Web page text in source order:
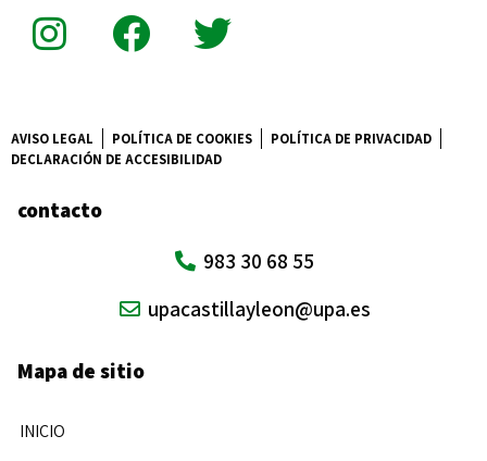
AVISO LEGAL POLÍTICA DE COOKIES
POLÍTICA DE PRIVACIDAD
DECLARACIÓN DE ACCESIBILIDAD
contacto
983 30 68 55
upacastillayleon@upa.es
Mapa de sitio
INICIO